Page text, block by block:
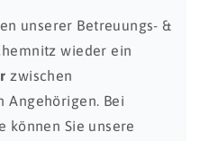
unserer Betreuungs- &
wieder ein
zwischen
Angehörigen. Bei
können Sie unsere